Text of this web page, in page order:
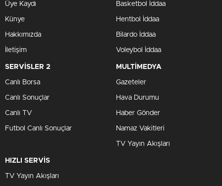
Üye Kaydı
Künye
Hakkımızda
İletişim
Basketbol İddaa
Hentbol İddaa
Bilardo İddaa
Voleybol İddaa
SERVİSLER 2
Canlı Borsa
Canlı Sonuçlar
Canlı TV
Futbol Canlı Sonuçlar
MULTİMEDYA
Gazeteler
Hava Durumu
Haber Gönder
Namaz Vakitleri
TV Yayın Akışları
HIZLI SERVİS
TV Yayın Akışları